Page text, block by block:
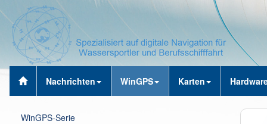
Nachrichten WinGPS Karten
WinGPS-Serie